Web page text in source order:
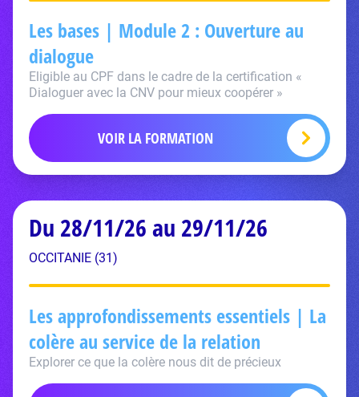
Les bases | Module 2 : Ouverture au
dialogue
Eligible au CPF dans le cadre de la certification «
Dialoguer avec la CNV pour mieux coopérer »
VOIR LA FORMATION
Du 28/11/26 au 29/11/26
OCCITANIE (31)
Les approfondissements essentiels | La
colère au service de la relation
Explorer ce que la colère nous dit de précieux